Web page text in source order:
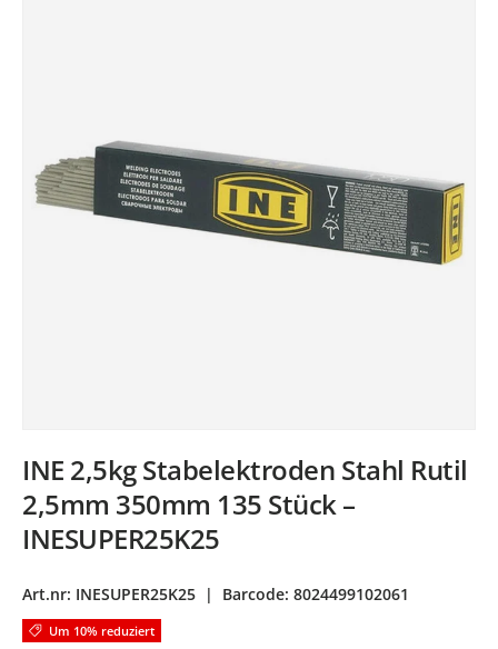
INE 2,5kg Stabelektroden Stahl Rutil
2,5mm 350mm 135 Stück –
INESUPER25K25
Art.nr: INESUPER25K25 | Barcode: 8024499102061
Um 10% reduziert